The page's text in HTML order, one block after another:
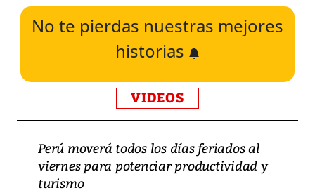
No te pierdas nuestras mejores
historias
VIDEOS
Perú moverá todos los días feriados al
viernes para potenciar productividad y
turismo